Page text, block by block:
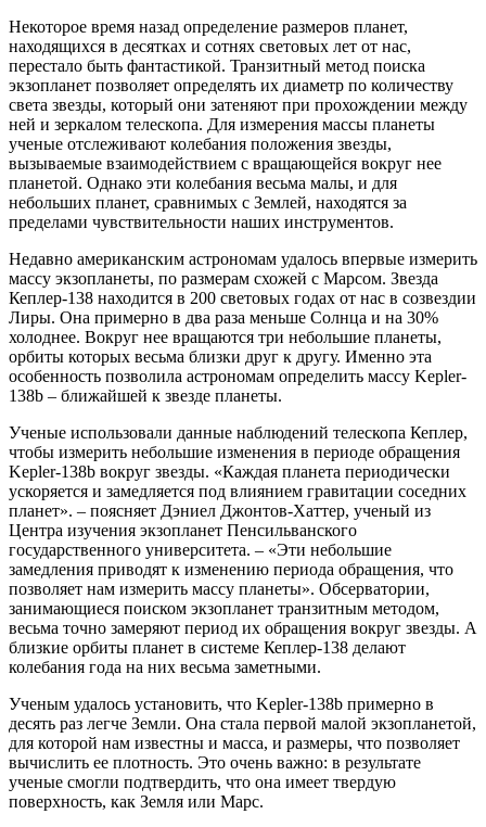
Некоторое время назад определение размеров планет,
находящихся в десятках и сотнях световых лет от нас,
перестало быть фантастикой. Транзитный метод поиска
экзопланет позволяет определять их диаметр по количеству
света звезды, который они затеняют при прохождении между
ней и зеркалом телескопа. Для измерения массы планеты
ученые отслеживают колебания положения звезды,
вызываемые взаимодействием с вращающейся вокруг нее
планетой. Однако эти колебания весьма малы, и для
небольших планет, сравнимых с Землей, находятся за
пределами чувствительности наших инструментов.
Недавно американским астрономам удалось впервые измерить
массу экзопланеты, по размерам схожей с Марсом. Звезда
Кеплер-138 находится в 200 световых годах от нас в созвездии
Лиры. Она примерно в два раза меньше Солнца и на 30%
холоднее. Вокруг нее вращаются три небольшие планеты,
орбиты которых весьма близки друг к другу. Именно эта
особенность позволила астрономам определить массу Kepler-
138b – ближайшей к звезде планеты.
Ученые использовали данные наблюдений телескопа Кеплер,
чтобы измерить небольшие изменения в периоде обращения
Kepler-138b вокруг звезды. «Каждая планета периодически
ускоряется и замедляется под влиянием гравитации соседних
планет». – поясняет Дэниел Джонтов-Хаттер, ученый из
Центра изучения экзопланет Пенсильванского
государственного университета. – «Эти небольшие
замедления приводят к изменению периода обращения, что
позволяет нам измерить массу планеты». Обсерватории,
занимающиеся поиском экзопланет транзитным методом,
весьма точно замеряют период их обращения вокруг звезды. А
близкие орбиты планет в системе Кеплер-138 делают
колебания года на них весьма заметными.
Ученым удалось установить, что Kepler-138b примерно в
десять раз легче Земли. Она стала первой малой экзопланетой,
для которой нам известны и масса, и размеры, что позволяет
вычислить ее плотность. Это очень важно: в результате
ученые смогли подтвердить, что она имеет твердую
поверхность, как Земля или Марс.